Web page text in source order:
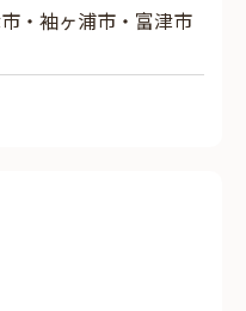
・袖ヶ浦市・富津市